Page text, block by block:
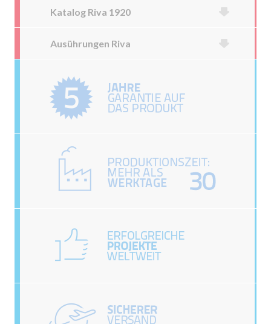
Katalog Riva 1920
Ausührungen Riva